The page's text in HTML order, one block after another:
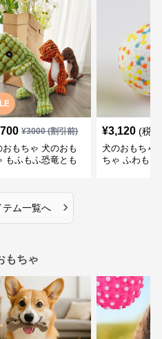
¥3000(割引前)
おもちゃ 犬のおも
もふもふ恐竜とも
¥3,120 (税
犬のおもちゃ
ちゃ ふわもこ
テム一覧へ ›
もちゃ